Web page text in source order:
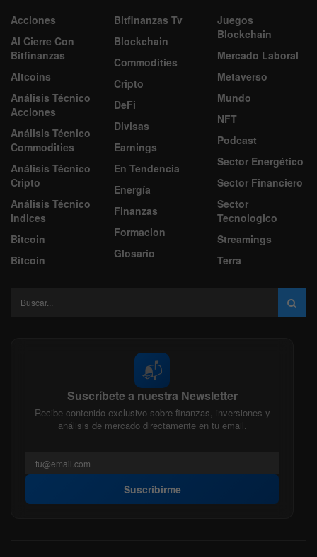
Acciones
Al Cierre Con
Bitfinanzas
Altcoins
Análisis Técnico
Acciones
Análisis Técnico
Commodities
Análisis Técnico
Cripto
Análisis Técnico
Indices
Bitcoin
Bitcoin
Bitfinanzas Tv
Blockchain
Commodities
Cripto
DeFi
Divisas
Earnings
En Tendencia
Energía
Finanzas
Formacion
Glosario
Juegos
Blockchain
Mercado Laboral
Metaverso
Mundo
NFT
Podcast
Sector Energético
Sector Financiero
Sector
Tecnologico
Streamings
Terra
📬
Suscríbete a nuestra Newsletter
Recibe contenido exclusivo sobre finanzas, inversiones y
análisis de mercado directamente en tu email.
Suscribirme